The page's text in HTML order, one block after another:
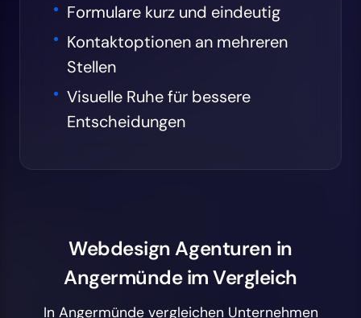
Formulare kurz und eindeutig
Kontaktoptionen an mehreren
Stellen
Visuelle Ruhe für bessere
Entscheidungen
Webdesign Agenturen in
Angermünde im Vergleich
In Angermünde vergleichen Unternehmen